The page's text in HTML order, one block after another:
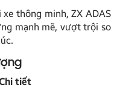
thông minh, ZX ADAS
mạnh mẽ, vượt trội so
tiết